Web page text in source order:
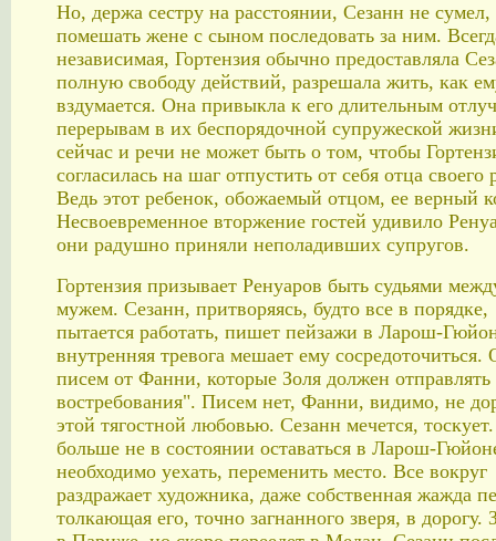
Но, держа сестру на расстоянии, Сезанн не сумел,
помешать жене с сыном последовать за ним.
независимая, Гортензия обычно предоставляла
полную свободу действий, разрешала жить, как
вздумается. Она привыкла к его длительным
перерывам в их беспорядочной супружеской
сейчас и речи не может быть о том, чтобы
согласилась на шаг отпустить от себя отца своего
Ведь этот ребенок, обожаемый отцом, ее верный
Несвоевременное вторжение гостей удивило
они радушно приняли неполадивших супругов.
Гортензия призывает Ренуаров быть судьями
мужем. Сезанн, притворяясь, будто все в порядке,
пытается работать, пишет пейзажи в Ларош-
внутренняя тревога мешает ему сосредоточиться.
писем от Фанни, которые Золя должен
востребования". Писем нет, Фанни, видимо, не
этой тягостной любовью. Сезанн мечется,
больше не в состоянии оставаться в Ларош-
необходимо уехать, переменить место. Все вокруг
раздражает художника, даже собственная жажда
толкающая его, точно загнанного зверя, в дорогу.